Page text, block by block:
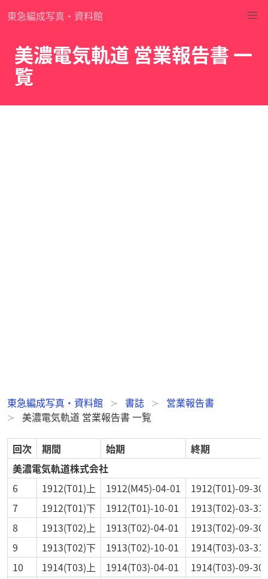
東急編成写真・資料館
美濃電気軌道 営業報告書 一
覧
東急編成写真・資料館 書誌
営業報告書
美濃電気軌道 営業報告書 一覧
回次 期間 始期
終期
美濃電気軌道株式会社
6
1912(T01)上 1912(M45)-04-01
1912(T01)-09-30
7
1912(T01)下 1912(T01)-10-01
1913(T02)-03-31
8
1913(T02)上 1913(T02)-04-01
1913(T02)-09-30
9
1913(T02)下 1913(T02)-10-01
1914(T03)-03-31
10
1914(T03)上 1914(T03)-04-01
1914(T03)-09-30